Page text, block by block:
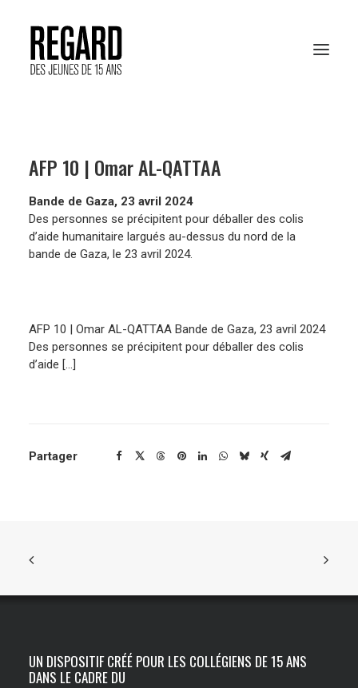
RESSOURCES PÉDAGOGIQUES
ARCHIVES
RENCONTRES AFP
AFP 10 | Omar AL-QATTAA
Bande de Gaza, 23 avril 2024
Des personnes se précipitent pour déballer des colis
d’aide humanitaire largués au-dessus du nord de la
bande de Gaza, le 23 avril 2024.
AFP 10 | Omar AL-QATTAA Bande de Gaza, 23 avril 2024
Des personnes se précipitent pour déballer des colis
d’aide […]
Partager
UN DISPOSITIF CRÉÉ POUR LES COLLÉGIENS DE 15 ANS
DANS LE CADRE DU